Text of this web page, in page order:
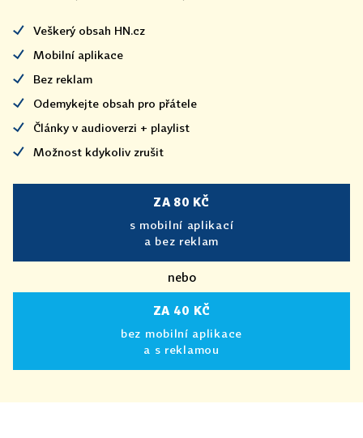
Veškerý obsah HN.cz
Mobilní aplikace
Bez reklam
Odemykejte obsah pro přátele
Články v audioverzi + playlist
Možnost kdykoliv zrušit
ZA 80 KČ
s mobilní aplikací
a bez reklam
nebo
ZA 40 KČ
bez mobilní aplikace
a s reklamou